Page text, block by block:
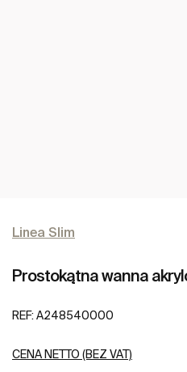
Linea Slim
Prostokątna wanna
REF: A248540000
CENA NETTO (BEZ VAT)